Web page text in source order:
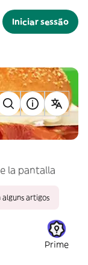
Iniciar sessão
la pantalla
alguns artigos
Prime